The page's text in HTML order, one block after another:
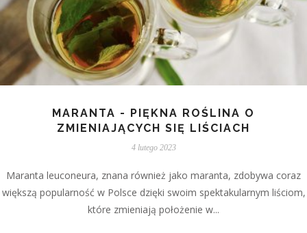
MARANTA - PIĘKNA ROŚLINA O
ZMIENIAJĄCYCH SIĘ LIŚCIACH
4 lutego 2023
Maranta leuconeura, znana również jako maranta, zdobywa coraz
większą popularność w Polsce dzięki swoim spektakularnym liściom,
które zmieniają położenie w...